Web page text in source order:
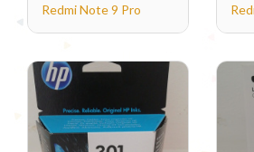
Redmi Note 9 Pro